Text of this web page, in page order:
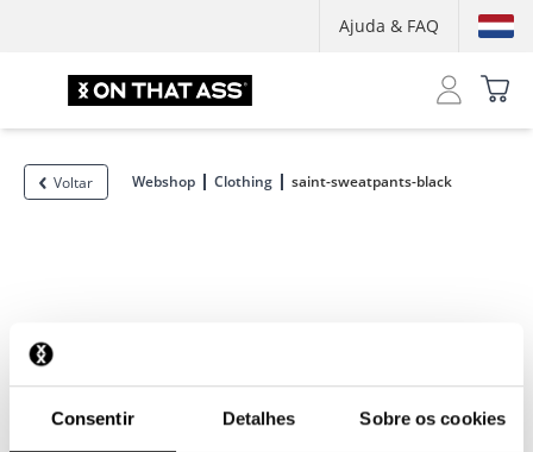
Consentir Detalhes Sobre os cookies
Ajuda & FAQ
Voltar Webshop Clothing saint-sweatpants-black